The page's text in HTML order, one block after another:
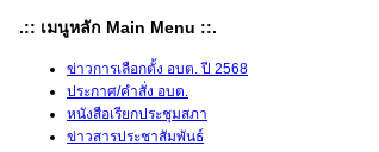
.:: เมนูหลัก Main Menu ::.
ข่าวการเลือกตั้ง อบต. ปี 2568
ประกาศ/คำสั่ง อบต.
หนังสือเรียกประชุมสภา
ข่าวสารประชาสัมพันธ์